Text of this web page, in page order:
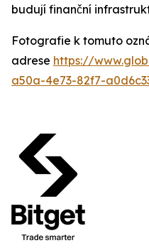
budují finanční
Fotografie k tomuto
adrese https://
a50a-4e73-82f7-